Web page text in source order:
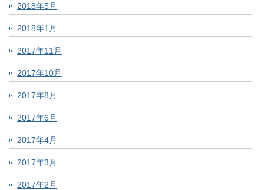
2018年5月
2018年1月
2017年11月
2017年10月
2017年8月
2017年6月
2017年4月
2017年3月
2017年2月